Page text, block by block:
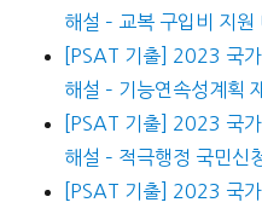
해설 – 교복 구입비 지원
[PSAT 기출] 2023 국
해설 – 기능연속성계획
[PSAT 기출] 2023 국
해설 – 적극행정 국민신
[PSAT 기출] 2023 국